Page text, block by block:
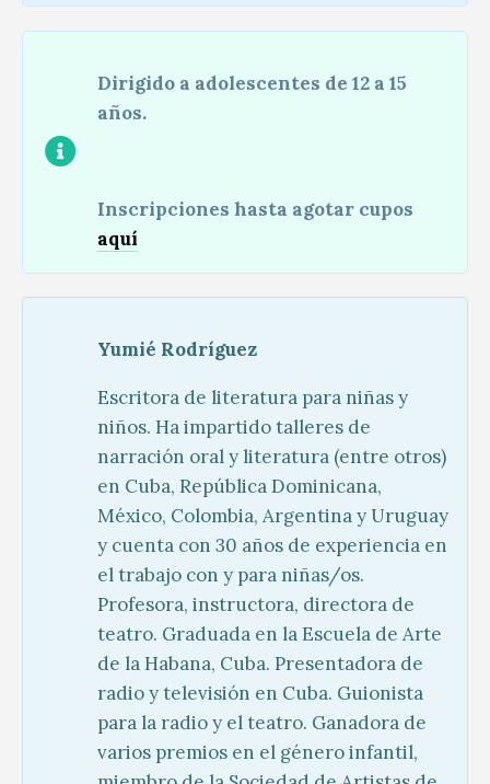
Dirigido a adolescentes de 12 a 15
años.
Inscripciones hasta agotar cupos
aquí
Yumié Rodríguez
Escritora de literatura para niñas y
niños. Ha impartido talleres de
narración oral y literatura (entre otros)
en Cuba, República Dominicana,
México, Colombia, Argentina y Uruguay
y cuenta con 30 años de experiencia en
el trabajo con y para niñas/os.
Profesora, instructora, directora de
teatro. Graduada en la Escuela de Arte
de la Habana, Cuba. Presentadora de
radio y televisión en Cuba. Guionista
para la radio y el teatro. Ganadora de
varios premios en el género infantil,